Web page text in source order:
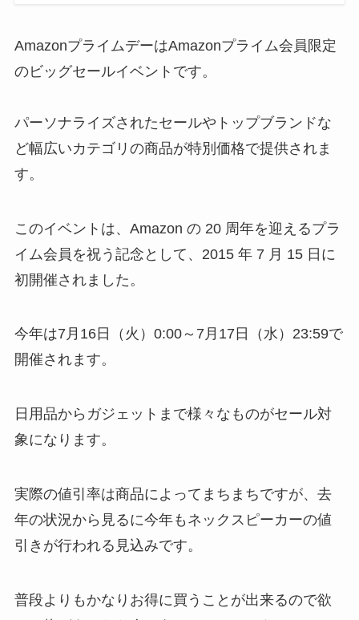
AmazonプライムデーはAmazonプライム会員限定
のビッグセールイベントです。
パーソナライズされたセールやトップブランドな
ど幅広いカテゴリの商品が特別価格で提供されま
す。
このイベントは、Amazon の 20 周年を迎えるプラ
イム会員を祝う記念として、2015 年 7 月 15 日に
初開催されました。
今年は7月16日（火）0:00～7月17日（水）23:59で
開催されます。
日用品からガジェットまで様々なものがセール対
象になります。
実際の値引率は商品によってまちまちですが、去
年の状況から見るに今年もネックスピーカーの値
引きが行われる見込みです。
普段よりもかなりお得に買うことが出来るので欲